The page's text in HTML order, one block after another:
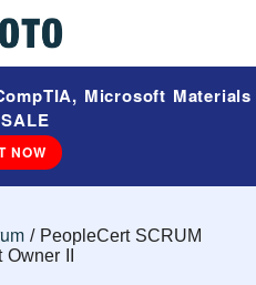
Microsoft Materials
NOW
PeopleCert SCRUM
II